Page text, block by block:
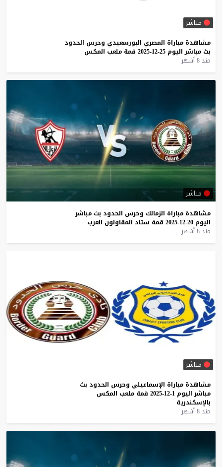
مباشر
مشاهدة مباراة المصري البورسعيدي وحرس الحدود
بث مباشر اليوم 25-12-2025 قمة ملعب المكس
منذ 8 أشهر
مباشر
مشاهدة مباراة الزمالك وحرس الحدود بث مباشر
اليوم 20-12-2025 قمة ستاد المقاولون العرب
منذ 8 أشهر
مباشر
مشاهدة مباراة الإسماعيلي وحرس الحدود بث
مباشر اليوم 1-12-2025 قمة ملعب المكس
بالإسكندرية
منذ 8 أشهر